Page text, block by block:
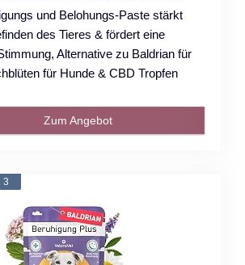
und Belohungs-Paste stärkt
des Tieres & fördert eine
Alternative zu Baldrian für
für Hunde & CBD Tropfen
Zum Angebot
3